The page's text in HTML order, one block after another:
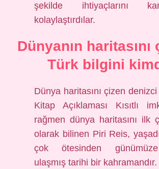
şekilde ihtiyaçlarını
kolaylaştırdılar.
Dünyanın
Türk bilgini
Dünya haritasını çizen
Kitap Açıklaması Kısıtlı
rağmen dünya haritasını ilk
olarak bilinen Piri Reis,
çok ötesinden
ulaşmış tarihi bir kahramandır.